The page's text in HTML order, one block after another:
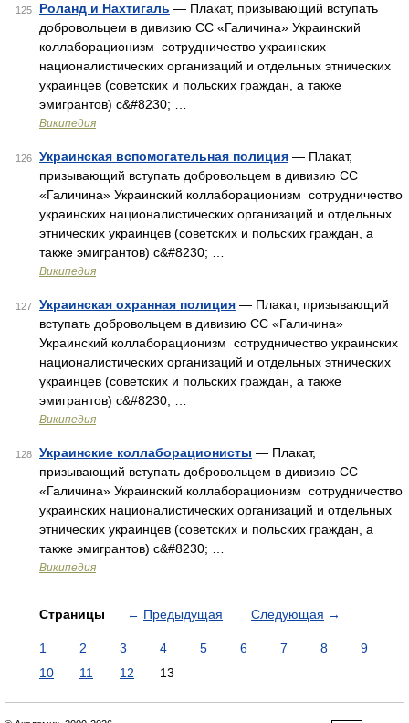
125 Роланд и Нахтигаль — Плакат, призывающий вступать
добровольцем в дивизию СС «Галичина» Украинский
коллаборационизм сотрудничество украинских
националистических организаций и отдельных этнических
украинцев (советских и польских граждан, а также
эмигрантов) с&#8230; …
Википедия
126 Украинская вспомогательная полиция — Плакат,
призывающий вступать добровольцем в дивизию СС
«Галичина» Украинский коллаборационизм сотрудничество
украинских националистических организаций и отдельных
этнических украинцев (советских и польских граждан, а
также эмигрантов) с&#8230; …
Википедия
127 Украинская охранная полиция — Плакат, призывающий
вступать добровольцем в дивизию СС «Галичина»
Украинский коллаборационизм сотрудничество украинских
националистических организаций и отдельных этнических
украинцев (советских и польских граждан, а также
эмигрантов) с&#8230; …
Википедия
128 Украинские коллаборационисты — Плакат,
призывающий вступать добровольцем в дивизию СС
«Галичина» Украинский коллаборационизм сотрудничество
украинских националистических организаций и отдельных
этнических украинцев (советских и польских граждан, а
также эмигрантов) с&#8230; …
Википедия
Страницы ← Предыдущая Следующая →
1 2 3 4 5 6 7 8
9
10
11 12 13